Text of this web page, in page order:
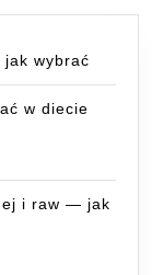
wybrać
w diecie
i raw — jak